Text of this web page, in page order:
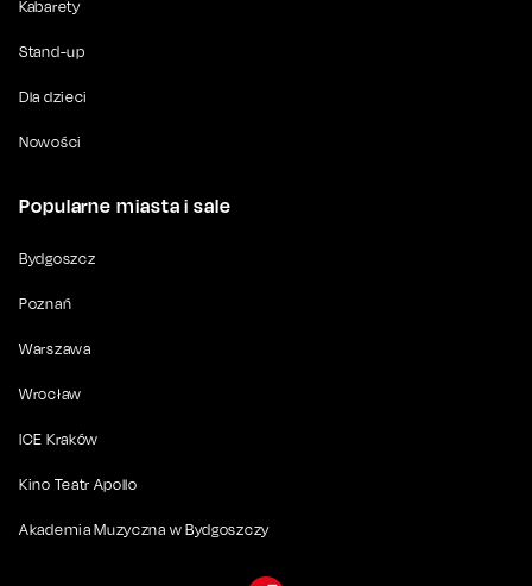
Kabarety
Stand-up
Dla dzieci
Nowości
Popularne miasta i sale
Bydgoszcz
Poznań
Warszawa
Wrocław
ICE Kraków
Kino Teatr Apollo
Akademia Muzyczna w Bydgoszczy